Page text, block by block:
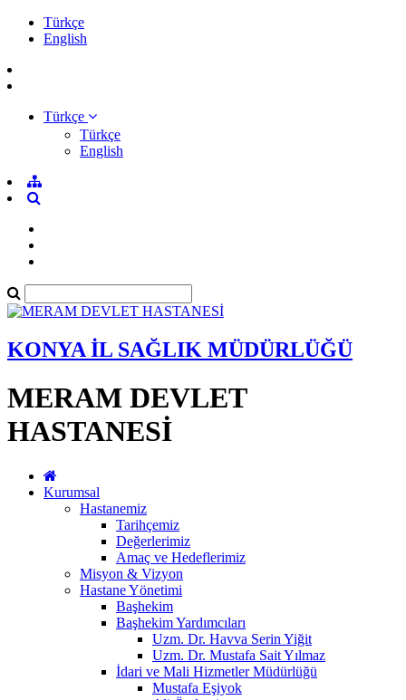
Türkçe
English
Türkçe
Türkçe
English
KONYA İL SAĞLIK MÜDÜRLÜĞÜ
MERAM DEVLET
HASTANESİ
Kurumsal
Hastanemiz
Tarihçemiz
Değerlerimiz
Amaç ve Hedeflerimiz
Misyon & Vizyon
Hastane Yönetimi
Başhekim
Başhekim Yardımcıları
Uzm. Dr. Havva Serin Yiğit
Uzm. Dr. Mustafa Sait Yılmaz
İdari ve Mali Hizmetler Müdürlüğü
Mustafa Eşiyok